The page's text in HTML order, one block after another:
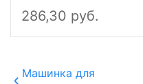
286,30 руб.
Машинка для